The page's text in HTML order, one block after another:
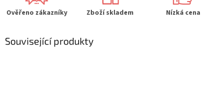
Ověřeno zákazníky Zboží skladem Nízká cena
Související produkty